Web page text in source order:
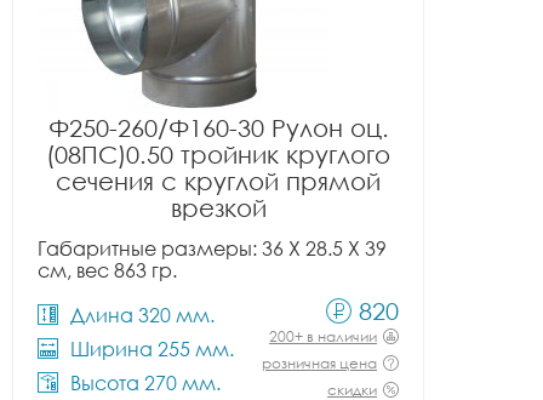
Ф250-260/Ф160-30 Рулон оц.
(08ПС)0.50 тройник круглого
сечения с круглой прямой
врезкой
Габаритные размеры: 36 X 28.5 X 39
см, вес 863 гр.
Длина 320 мм.
Ширина 255 мм.
Высота 270 мм.
820
200+ в наличии
розничная цена
скидки